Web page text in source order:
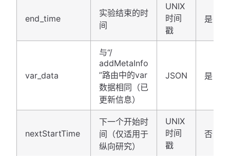
end_time
实验结束的时
间
UNIX
时间
戳
是
var_data
与“/​
addMetaInfo​
”路由中的var
数据相同（已
更新信息）
JSON 是
nextStartTime
下一个开始时
间（仅适用于
纵向研究）
UNIX
时间
戳
否